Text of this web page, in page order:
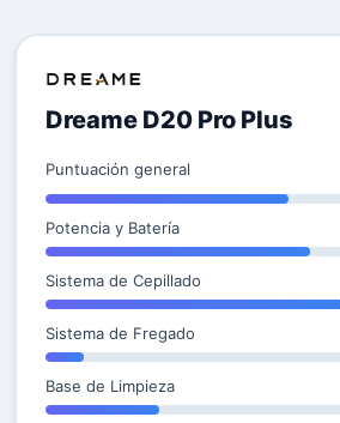
Dreame D20 Pro Plus
Puntuación general
Potencia y Batería
Sistema de Cepillado
Sistema de Fregado
Base de Limpieza